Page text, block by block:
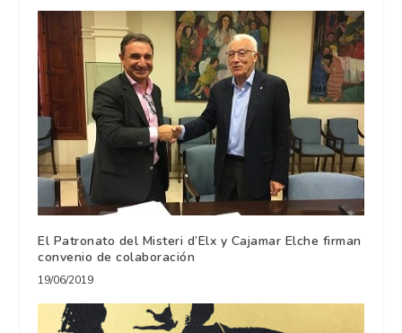
El Patronato del Misteri d’Elx y Cajamar Elche firman
convenio de colaboración
19/06/2019